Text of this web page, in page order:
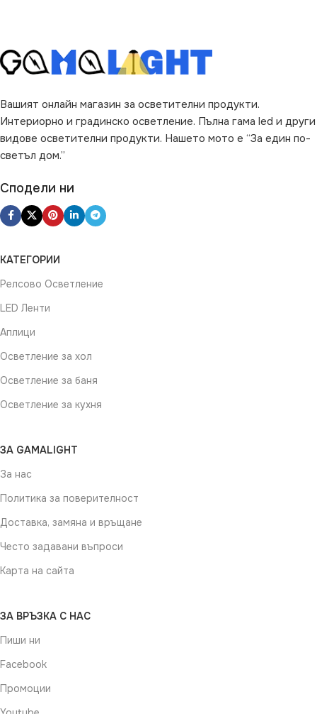
Вашият онлайн магазин за осветителни продукти.
Интериорно и градинско осветление. Пълна гама led и други
видове осветителни продукти. Нашето мото е “За един по-
светъл дом.”
Сподели ни
КАТЕГОРИИ
Релсово Осветление
LED Ленти
Аплици
Осветление за хол
Осветление за баня
Осветление за кухня
ЗА GAMALIGHT
За нас
Политика за поверителност
Доставка, замяна и връщане
Често задавани въпроси
Карта на сайта
ЗА ВРЪЗКА С НАС
Пиши ни
Facebook
Промоции